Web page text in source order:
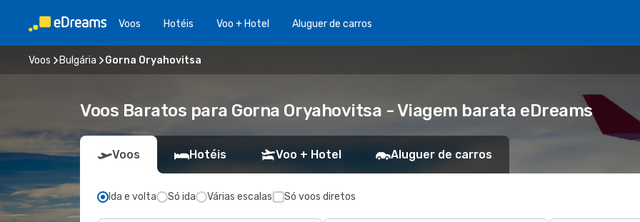
Voos Hotéis Voo + Hotel Aluguer de carros
Voos Bulgária Gorna Oryahovitsa
Voos Baratos para Gorna Oryahovitsa - Viagem barata eDreams
Voos Hotéis Voo + Hotel Aluguer de carros
Ida e volta Só ida Várias escalas Só voos diretos